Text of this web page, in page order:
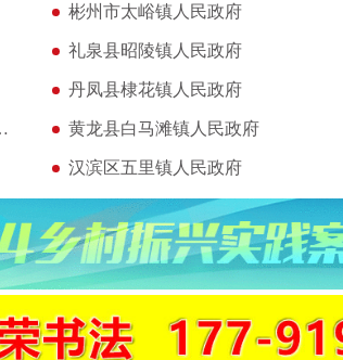
黄陵西管理所
彬州市太峪镇人民政府
礼泉县昭陵镇人民政府
丹凤县棣花镇人民政府
黄龙县白马滩镇人民政府
汉滨区五里镇人民政府